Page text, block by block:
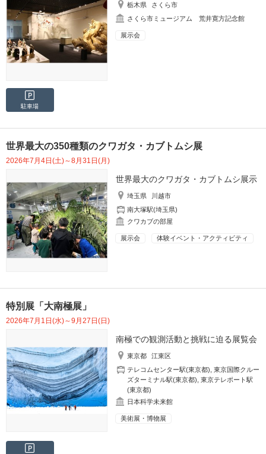
栃木県
さくら市
さくら市ミュージアム 荒井寛方記念館
展示会
駐車場
世界最大の350種類のクワガタ・カブトムシ展
2026年7月4日(土)～8月31日(月)
世界最大のクワガタ・カブトムシ展示
埼玉県
川越市
南大塚駅(埼玉県)
クワカブの部屋
展示会 体験イベント・アクティビティ
特別展「大南極展」
2026年7月1日(水)～9月27日(日)
南極での観測活動と挑戦に迫る展覧会
東京都
江東区
テレコムセンター駅(東京都) ,東京国際クルー
ズターミナル駅(東京都) ,東京テレポート駅
(東京都)
日本科学未来館
美術展・博物展